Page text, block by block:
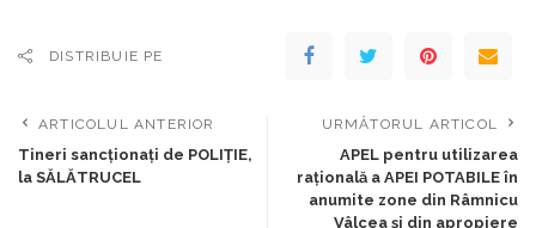
DISTRIBUIE PE
ARTICOLUL ANTERIOR
Tineri sancționați de POLIȚIE,
la SĂLĂTRUCEL
URMĂTORUL ARTICOL
APEL pentru utilizarea
rațională a APEI POTABILE în
anumite zone din Râmnicu
Vâlcea și din apropiere